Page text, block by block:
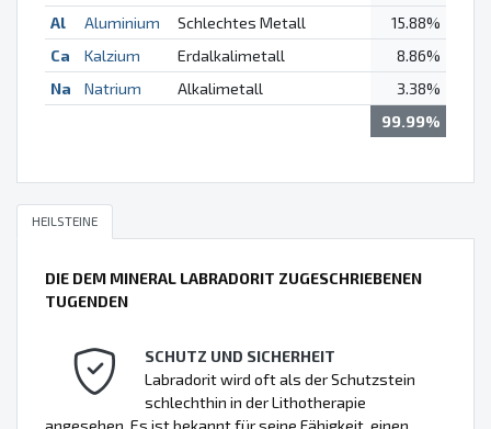
Al
Aluminium Schlechtes Metall
15.88%
Ca
Kalzium Erdalkalimetall
8.86%
Na
Natrium Alkalimetall
3.38%
99.99%
HEILSTEINE
DIE DEM MINERAL LABRADORIT ZUGESCHRIEBENEN
TUGENDEN
SCHUTZ UND SICHERHEIT
Labradorit wird oft als der Schutzstein
schlechthin in der Lithotherapie
angesehen. Es ist bekannt für seine Fähigkeit, einen